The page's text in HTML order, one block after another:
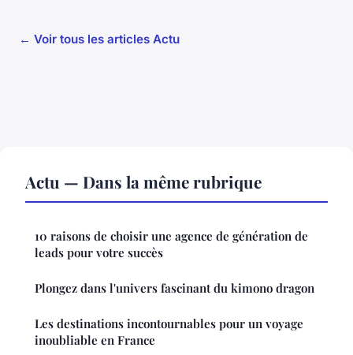
← Voir tous les articles Actu
Actu — Dans la même rubrique
10 raisons de choisir une agence de génération de
leads pour votre succès
Plongez dans l'univers fascinant du kimono dragon
Les destinations incontournables pour un voyage
inoubliable en France